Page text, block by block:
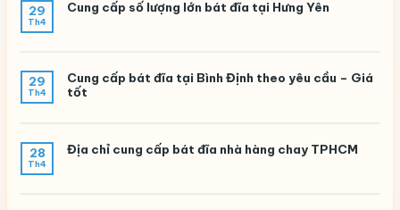
29
Th4
Cung cấp số lượng lớn bát đĩa tại Hưng Yên
29
Th4
Cung cấp bát đĩa tại Bình Định theo yêu cầu – Giá
tốt
28
Th4
Địa chỉ cung cấp bát đĩa nhà hàng chay TPHCM